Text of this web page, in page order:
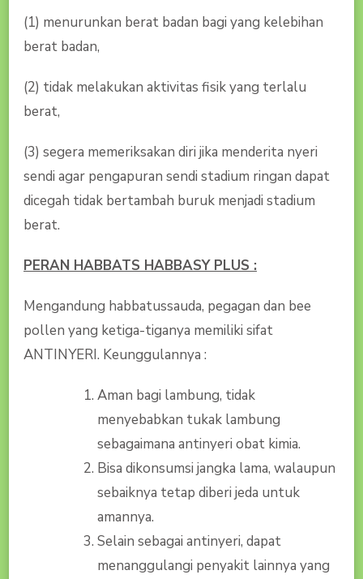
(1) menurunkan berat badan bagi yang kelebihan
berat badan,
(2) tidak melakukan aktivitas fisik yang terlalu
berat,
(3) segera memeriksakan diri jika menderita nyeri
sendi agar pengapuran sendi stadium ringan dapat
dicegah tidak bertambah buruk menjadi stadium
berat.
PERAN HABBATS HABBASY PLUS :
Mengandung habbatussauda, pegagan dan bee
pollen yang ketiga-tiganya memiliki sifat
ANTINYERI. Keunggulannya :
Aman bagi lambung, tidak
menyebabkan tukak lambung
sebagaimana antinyeri obat kimia.
Bisa dikonsumsi jangka lama, walaupun
sebaiknya tetap diberi jeda untuk
amannya.
Selain sebagai antinyeri, dapat
menanggulangi penyakit lainnya yang